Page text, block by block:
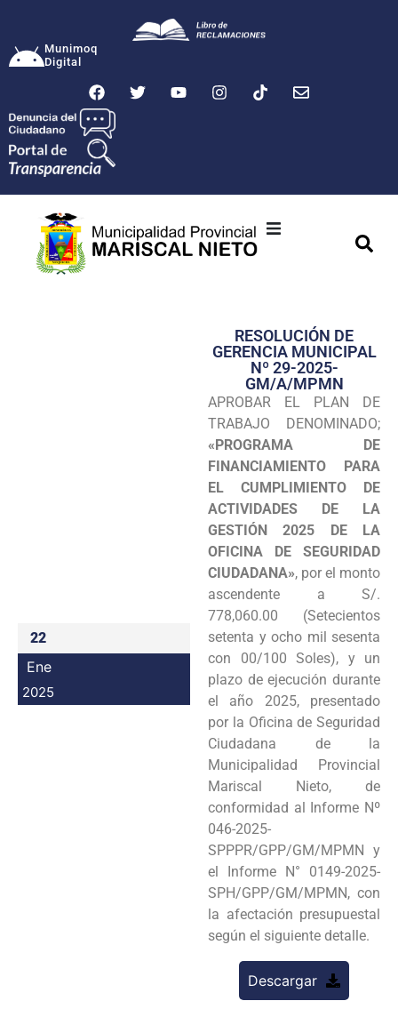
Munimoq
Digital
Transparencia
Seguridad
Programas
Intranet
22
Ene
2025
RESOLUCIÓN DE
GERENCIA MUNICIPAL
Nº 29-2025-
GM/A/MPMN
APROBAR EL PLAN DE
TRABAJO DENOMINADO;
«PROGRAMA DE
FINANCIAMIENTO PARA
EL CUMPLIMIENTO DE
ACTIVIDADES DE LA
GESTIÓN 2025 DE LA
OFICINA DE SEGURIDAD
CIUDADANA», por el monto
ascendente a S/.
778,060.00 (Setecientos
setenta y ocho mil sesenta
con 00/100 Soles), y un
plazo de ejecución durante
el año 2025, presentado
por la Oficina de Seguridad
Ciudadana de la
Municipalidad Provincial
Mariscal Nieto, de
conformidad al Informe Nº
046-2025-
SPPPR/GPP/GM/MPMN y
el Informe N° 0149-2025-
SPH/GPP/GM/MPMN, con
la afectación presupuestal
según el siguiente detalle.
Descargar